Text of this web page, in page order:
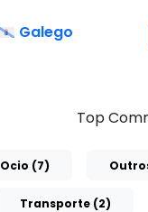
Galego
Top
Ocio (7)
Transporte (2)